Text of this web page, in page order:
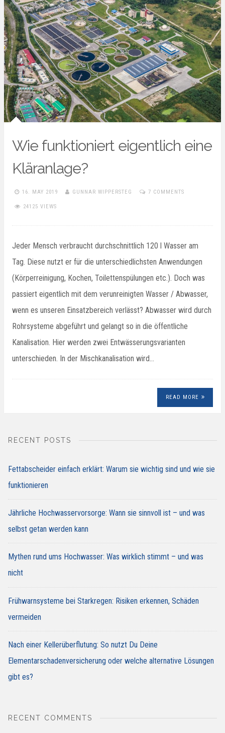
Wie funktioniert eigentlich eine
Kläranlage?
16. MAY 2019 GUNNAR WIPPERSTEG 7 COMMENTS
24125 VIEWS
Jeder Mensch verbraucht durchschnittlich 120 l Wasser am
Tag. Diese nutzt er für die unterschiedlichsten Anwendungen
(Körperreinigung, Kochen, Toilettenspülungen etc.). Doch was
passiert eigentlich mit dem verunreinigten Wasser / Abwasser,
wenn es unseren Einsatzbereich verlässt? Abwasser wird durch
Rohrsysteme abgeführt und gelangt so in die öffentliche
Kanalisation. Hier werden zwei Entwässerungsvarianten
unterschieden. In der Mischkanalisation wird…
READ MORE
RECENT POSTS
Fettabscheider einfach erklärt: Warum sie wichtig sind und wie sie
funktionieren
Jährliche Hochwasservorsorge: Wann sie sinnvoll ist – und was
selbst getan werden kann
Mythen rund ums Hochwasser: Was wirklich stimmt – und was
nicht
Frühwarnsysteme bei Starkregen: Risiken erkennen, Schäden
vermeiden
Nach einer Kellerüberflutung: So nutzt Du Deine
Elementarschadenversicherung oder welche alternative Lösungen
gibt es?
RECENT COMMENTS